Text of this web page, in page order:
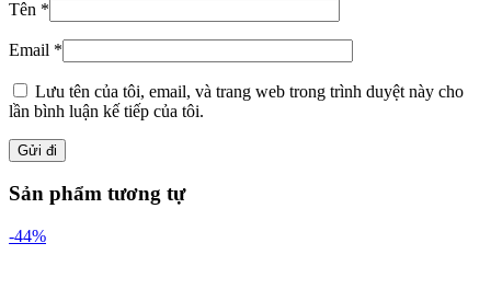
Tên *
Email *
Lưu tên của tôi, email, và trang web trong trình duyệt này cho
lần bình luận kế tiếp của tôi.
Sản phẩm tương tự
-44%